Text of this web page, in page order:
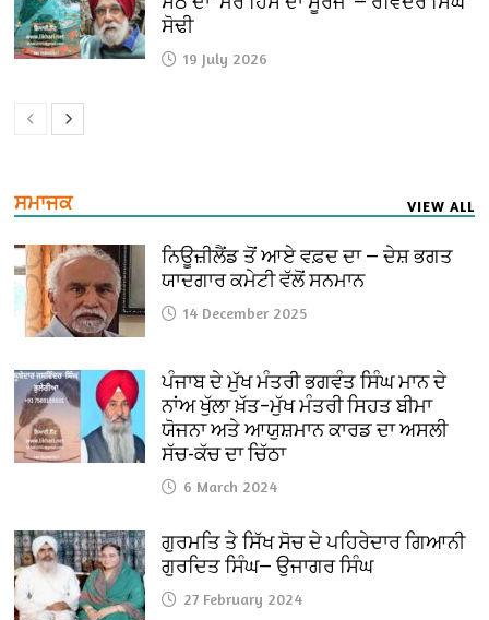
ਸੋਢੀ
19 July 2026
ਸਮਾਜਕ VIEW ALL
ਨਿਊਜ਼ੀਲੈਂਡ ਤੋਂ ਆਏ ਵਫ਼ਦ ਦਾ — ਦੇਸ਼ ਭਗਤ
ਯਾਦਗਾਰ ਕਮੇਟੀ ਵੱਲੋਂ ਸਨਮਾਨ
14 December 2025
ਪੰਜਾਬ ਦੇ ਮੁੱਖ ਮੰਤਰੀ ਭਗਵੰਤ ਸਿੰਘ ਮਾਨ ਦੇ
ਨਾਂਅ ਖੁੱਲਾ ਖ਼ੱਤ–ਮੁੱਖ ਮੰਤਰੀ ਸਿਹਤ ਬੀਮਾ
ਯੋਜਨਾ ਅਤੇ ਆਯੁਸ਼ਮਾਨ ਕਾਰਡ ਦਾ ਅਸਲੀ
ਸੱਚ-ਕੱਚ ਦਾ ਚਿੱਠਾ
6 March 2024
ਗੁਰਮਤਿ ਤੇ ਸਿੱਖ ਸੋਚ ਦੇ ਪਹਿਰੇਦਾਰ ਗਿਆਨੀ
ਗੁਰਦਿਤ ਸਿੰਘ— ਉਜਾਗਰ ਸਿੰਘ
27 February 2024